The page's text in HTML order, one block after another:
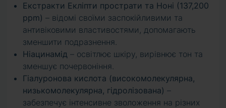
Екстракти Екліпти прострати та Ноні (137,200
ppm) – відомі своїми заспокійливими та
антивіковими властивостями, допомагають
зменшити подразнення.
Ніацинамід – освітлює шкіру, вирівнює тон та
зменшує почервоніння.
Гіалуронова кислота (високомолекулярна,
низькомолекулярна, гідролізована) –
забезпечує інтенсивне зволоження на різних